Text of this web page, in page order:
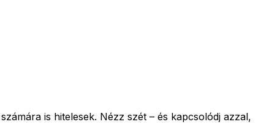
is hitelesek. Nézz szét – és kapcsolódj azzal,